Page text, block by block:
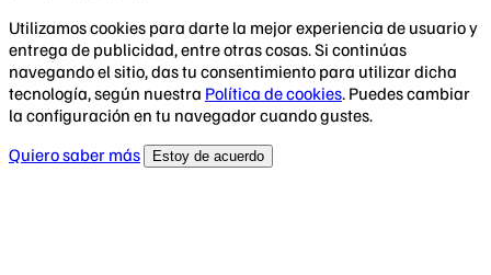
Utilizamos cookies para darte la mejor experiencia de usuario y
entrega de publicidad, entre otras cosas. Si continúas
navegando el sitio, das tu consentimiento para utilizar dicha
tecnología, según nuestra Política de cookies. Puedes cambiar
la configuración en tu navegador cuando gustes.
Quiero saber más
Estoy de acuerdo